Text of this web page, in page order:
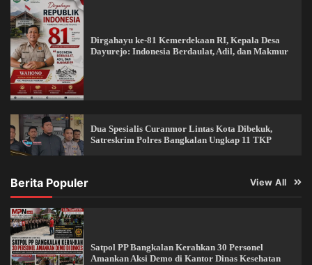
Dirgahayu ke-81 Kemerdekaan RI, Kepala Desa
Dayurejo: Indonesia Berdaulat, Adil, dan Makmur
Dua Spesialis Curanmor Lintas Kota Dibekuk,
Satreskrim Polres Bangkalan Ungkap 11 TKP
Berita Populer View All
Satpol PP Bangkalan Kerahkan 30 Personel
Amankan Aksi Demo di Kantor Dinas Kesehatan